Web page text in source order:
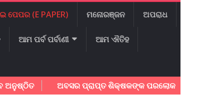
ଇ ପେପର (E PAPER) ମନୋରଞ୍ଜନ ଅପରାଧ
ଆମ ପର୍ବ ପର୍ବାଣୀ ଆମ ଐତିହ
ଅବସର ପ୍ରାପ୍ତ ଶିକ୍ଷକଙ୍କ ପରଲୋକ